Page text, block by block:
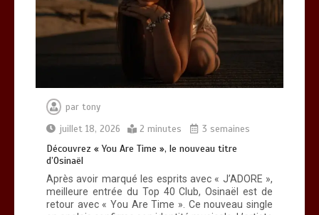
par tony
juillet 18, 2026
2 minutes 3 semaines
Découvrez « You Are Time », le nouveau titre
d’Osinaël
Après avoir marqué les esprits avec « J’ADORE »,
meilleure entrée du Top 40 Club, Osinaël est de
retour avec « You Are Time ». Ce nouveau single